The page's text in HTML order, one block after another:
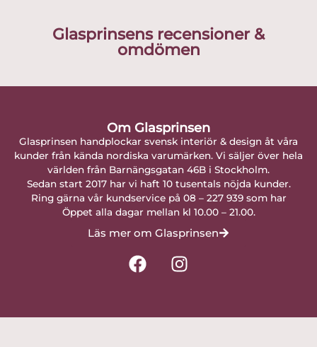
Glasprinsens recensioner &
omdömen
Om Glasprinsen
Glasprinsen handplockar svensk interiör & design åt våra
kunder från kända nordiska varumärken. Vi säljer över hela
världen från Barnängsgatan 46B i Stockholm.
Sedan start 2017 har vi haft 10 tusentals nöjda kunder.
Ring gärna vår kundservice på 08 – 227 939 som har
Öppet alla dagar mellan kl 10.00 – 21.00.
Läs mer om Glasprinsen
F
a
I
n